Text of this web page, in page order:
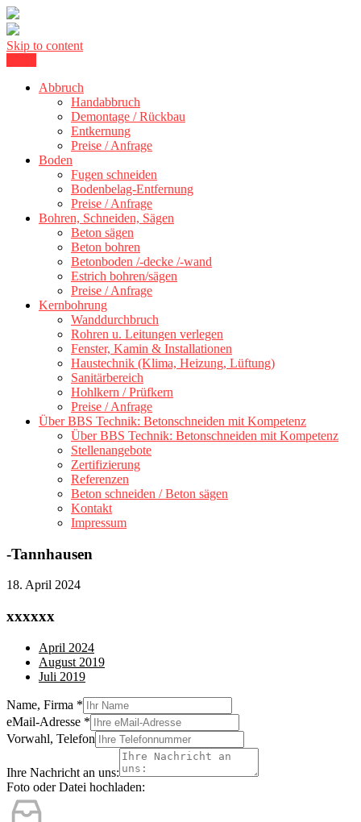
Skip to content
Betonschneiden Stuttgart
+ 300 kmAbbruch
Handabbruch
Demontage / Rückbau
Entkernung
Preise / Anfrage
Boden
Fugen schneiden
Bodenbelag-Entfernung
Preise / Anfrage
Bohren, Schneiden, Sägen
Beton sägen
Beton bohren
Betonboden /-decke /-wand
Estrich bohren/sägen
Preise / Anfrage
Kernbohrung
Wanddurchbruch
Rohren u. Leitungen verlegen
Fenster, Kamin & Installationen
Haustechnik (Klima, Heizung, Lüftung)
Sanitärbereich
Hohlkern / Prüfkern
Preise / Anfrage
Über BBS Technik: Betonschneiden mit Kompetenz
Über BBS Technik: Betonschneiden mit Kompetenz
Stellenangebote
Zertifizierung
Referenzen
Beton schneiden / Beton sägen
Kontakt
Impressum
-Tannhausen
18. April 2024
xxxxxx
April 2024
August 2019
Juli 2019
Name, Firma *
eMail-Adresse *
Vorwahl, Telefon
Ihre Nachricht an uns:
Foto oder Datei hochladen: